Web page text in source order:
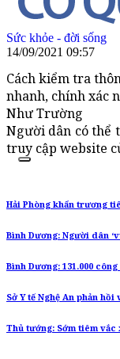
Sức khỏe - đời sống
14/09/2021 09:57
Cách kiểm tra
nhanh, chính xác
Như Trường
Người dân có thể
truy cập website
Hải Phòng khẩn trương
Bình Dương: Người dân
Bình Dương: 131.000
Sở Y tế Nghệ An phản
Thủ tướng: Sớm tiêm